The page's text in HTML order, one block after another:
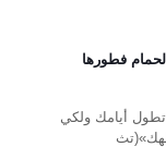
فطورها
أيامك ولكي